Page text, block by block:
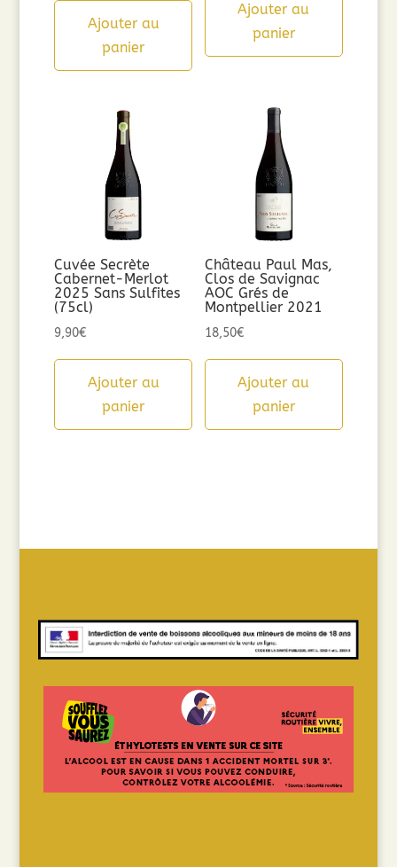
Ajouter au
panier
Ajouter au
panier
Cuvée Secrète
Cabernet-Merlot
2025 Sans Sulfites
(75cl)
9,90€
Ajouter au
panier
Château Paul Mas,
Clos de Savignac
AOC Grés de
Montpellier 2021
18,50€
Ajouter au
panier